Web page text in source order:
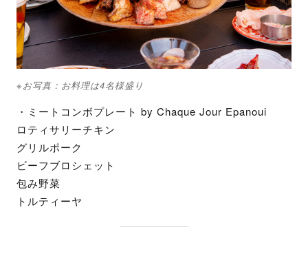
※お写真：お料理は4名様盛り
・ミートコンボプレート by Chaque Jour Epanoui
ロティサリーチキン
グリルポーク
ビーフブロシェット
包み野菜
トルティーヤ